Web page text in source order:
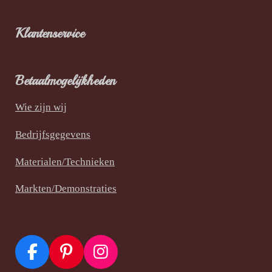
Klantenservice
Betaalmogelijkheden
Wie zijn wij
Bedrijfsgegevens
Materialen/Technieken
Markten/Demonstraties
F
P
I